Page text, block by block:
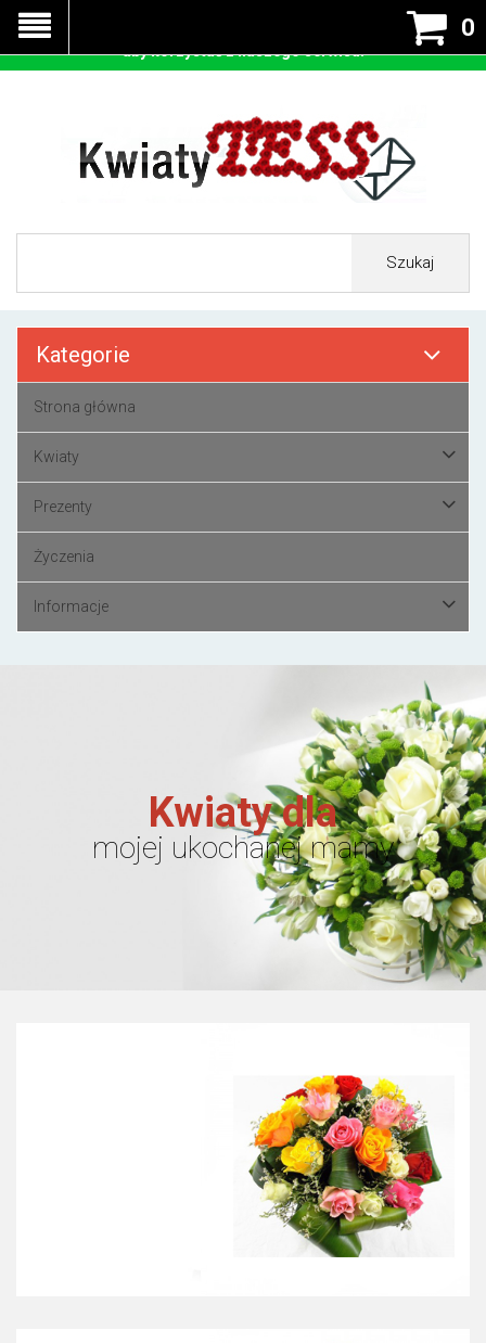
0
Szukaj
Kategorie
Strona główna
Kwiaty
Prezenty
Życzenia
Informacje
Kwiaty dla
mojej ukochanej mamy
Nasza strona korzysta z cookies - czyli tzw ciastek w celu
prawidłowego działania. Zaakceptuj przyjmowanie cookies
aby korzystać z naszego serwisu.